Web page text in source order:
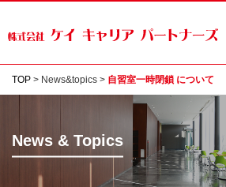
TOP > News&topics > 自習室一時閉鎖 について
News & Topics